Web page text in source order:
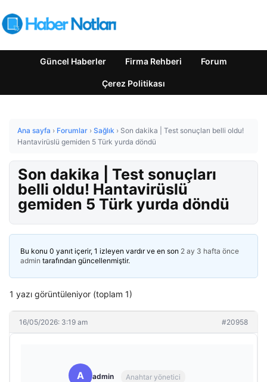
Güncel Haberler Firma Rehberi Forum
Çerez Politikası
Ana sayfa › Forumlar › Sağlık › Son dakika | Test sonuçları belli oldu!
Hantavirüslü gemiden 5 Türk yurda döndü
Son dakika | Test sonuçları
belli oldu! Hantavirüslü
gemiden 5 Türk yurda döndü
Bu konu 0 yanıt içerir, 1 izleyen vardır ve en son 2 ay 3 hafta önce
admin tarafından güncellenmiştir.
1 yazı görüntüleniyor (toplam 1)
16/05/2026: 3:19 am #20958
A admin Anahtar yönetici